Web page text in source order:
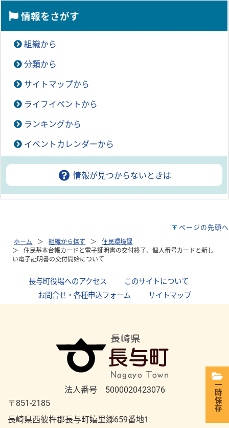
情報をさがす
組織から
分類から
サイトマップから
ライフイベントから
ランキングから
イベントカレンダーから
情報が見つからないときは
ページの先頭へ
ホーム 組織から探す
住民環境課
住民基本台帳カードと電子証明書の交付終了、個人番号カードと新し
い電子証明書の交付開始について
長与町役場へのアクセス このサイトについて
お問合せ・各種申込フォーム
サイトマップ
法人番号 5000020423076
〒851-2185
長崎県西彼杵郡長与町嬉里郷659番地1
一時保存